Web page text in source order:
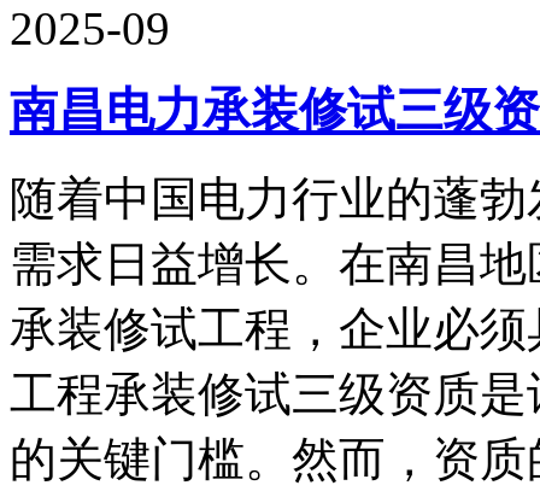
2025-09
南昌电力承装修试三级
随着中国电力行业的蓬
需求日益增长。在南昌
承装修试工程，企业必
工程承装修试三级资质
的关键门槛。然而，资